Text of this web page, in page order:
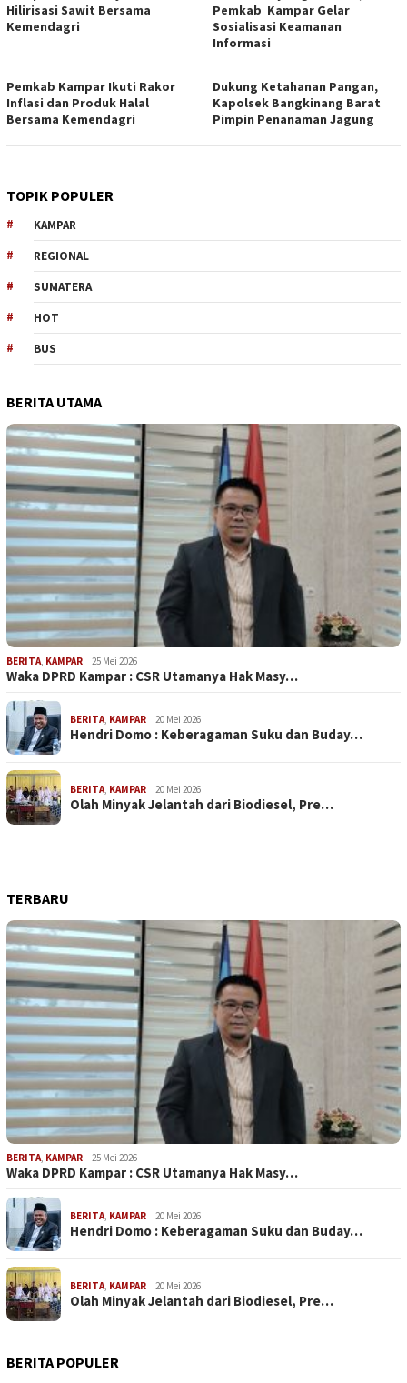
Hilirisasi Sawit Bersama
Kemendagri
Pemkab Kampar Gelar
Sosialisasi Keamanan
Informasi
Pemkab Kampar Ikuti Rakor
Inflasi dan Produk Halal
Bersama Kemendagri
Dukung Ketahanan Pangan,
Kapolsek Bangkinang Barat
Pimpin Penanaman Jagung
TOPIK POPULER
KAMPAR
REGIONAL
SUMATERA
HOT
BUS
BERITA UTAMA
BERITA, KAMPAR 25 Mei 2026
Waka DPRD Kampar : CSR Utamanya Hak Masy…
BERITA, KAMPAR 20 Mei 2026
Hendri Domo : Keberagaman Suku dan Buday…
BERITA, KAMPAR 20 Mei 2026
Olah Minyak Jelantah dari Biodiesel, Pre…
TERBARU
BERITA, KAMPAR 25 Mei 2026
Waka DPRD Kampar : CSR Utamanya Hak Masy…
BERITA, KAMPAR 20 Mei 2026
Hendri Domo : Keberagaman Suku dan Buday…
BERITA, KAMPAR 20 Mei 2026
Olah Minyak Jelantah dari Biodiesel, Pre…
BERITA POPULER